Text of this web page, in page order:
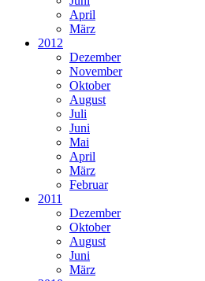
April
März
2012
Dezember
November
Oktober
August
Juli
Juni
Mai
April
März
Februar
2011
Dezember
Oktober
August
Juni
März